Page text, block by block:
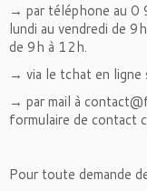
→ par téléphone au 0
lundi au vendredi de
de 9h à 12h.
→ via le tchat en ligne
→ par mail à
formulaire de contact
Pour toute demande